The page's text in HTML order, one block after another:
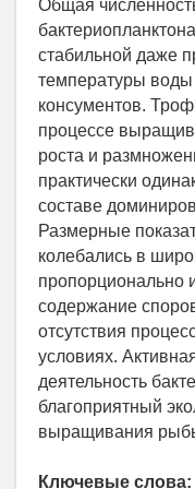
Общая
стабильной даже
температуры
консументов.
процессе
роста и
практически
составе
Размерные
колебались в
пропорционально
содержание
отсутствия
условиях.
деятельность
благоприятный
выращивания
Ключевые слова: